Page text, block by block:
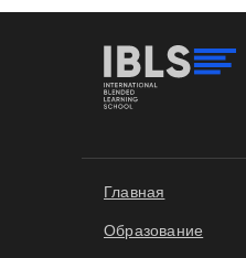
Главная
Образование